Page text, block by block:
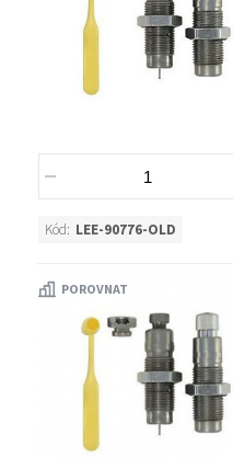
Kód: LEE-90776-OLD
POROVNAT